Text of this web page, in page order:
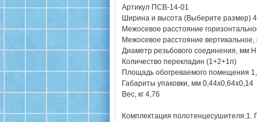
Артикул ПСВ-14-01
Ширина и высота (Выберите размер)
Межосевое расстояние
Межосевое расстояние
Диаметр резьбового соединения, мм
Количество перекладин (1+2+1п)
Площадь обогреваемого помещения
Габариты упаковки, мм 0,44х0,64х0,14
Вес, кг 4,76
Комплектация полотенцесушителя:1.